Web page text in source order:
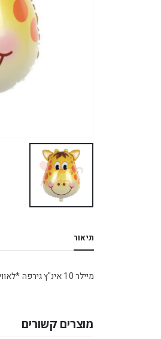
תיאור
מיילר 10 אינ"ץ גירפה *לאוויר בלבד* *חבילה של 50 יח'*
מוצרים קשורים